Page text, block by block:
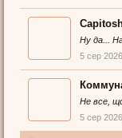
Ну да...
5 сер
Не все,
5 сер